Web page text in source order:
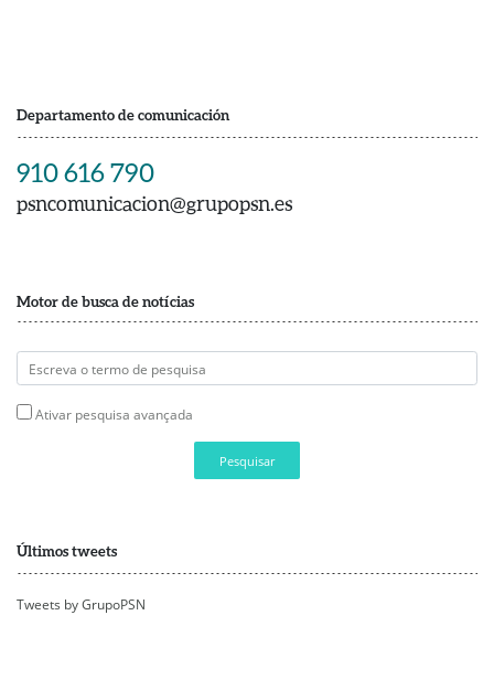
Departamento de comunicación
910 616 790
psncomunicacion@grupopsn.es
Motor de busca de notícias
Ativar pesquisa avançada
Pesquisar
Últimos tweets
Tweets by GrupoPSN